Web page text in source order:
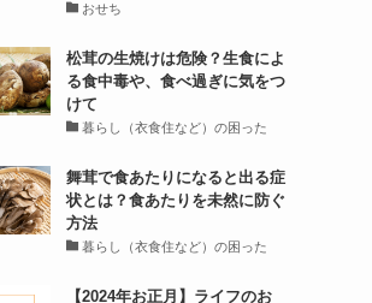
おせち
松茸の生焼けは危険？生食によ
る食中毒や、食べ過ぎに気をつ
けて
暮らし（衣食住など）の困った
舞茸で食あたりになると出る症
状とは？食あたりを未然に防ぐ
方法
暮らし（衣食住など）の困った
【2024年お正月】ライフのお